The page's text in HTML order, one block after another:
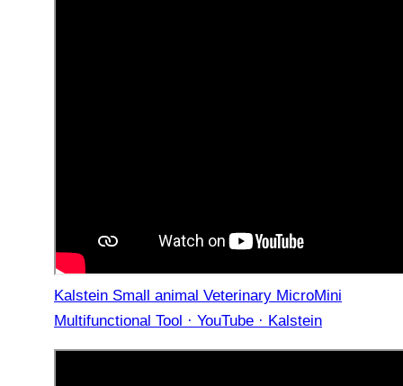
Kalstein Small animal Veterinary MicroMini
Multifunctional Tool · YouTube · Kalstein